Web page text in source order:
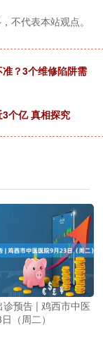
不代表本站观点。
？3个维修陷阱需
个亿 真相探究
诊预告 | 鸡西市中医
（周二）